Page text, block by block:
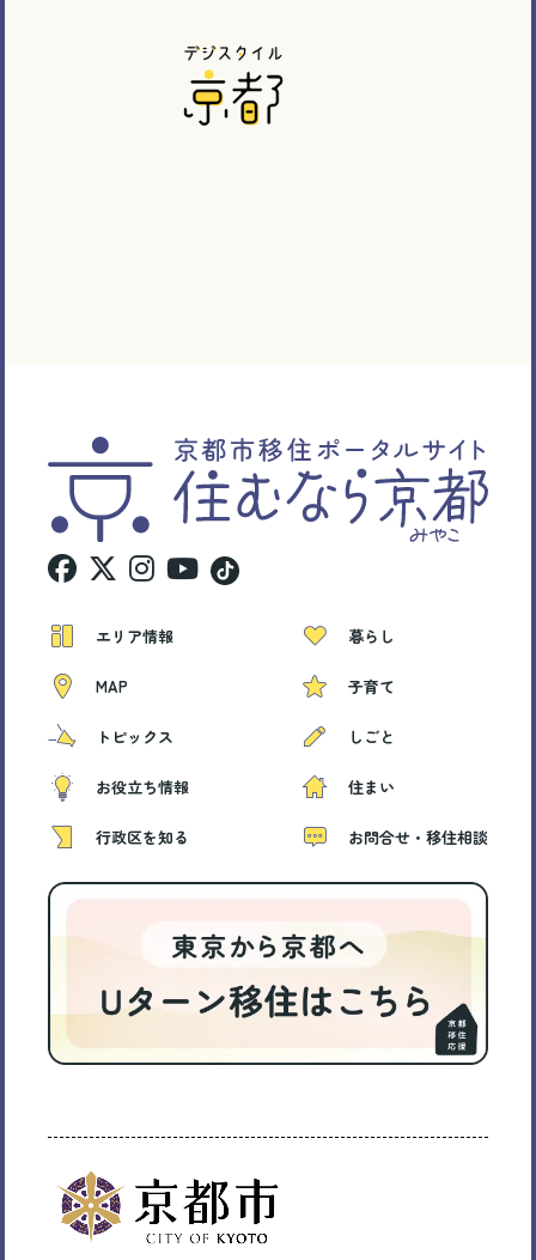
エリア情報
MAP
トピックス
お役立ち情報
行政区を知る
暮らし
子育て
しごと
住まい
お問合せ・移住相談